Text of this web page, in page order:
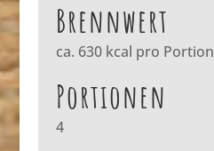
Brennwert
ca. 630 kcal pro Portion
Portionen
4